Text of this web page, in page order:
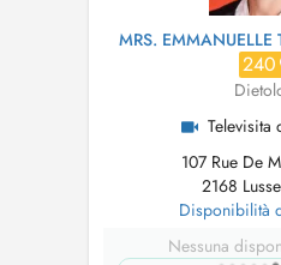
MRS.
240
107 Rue De
2168
Disponibilità
Nessuna